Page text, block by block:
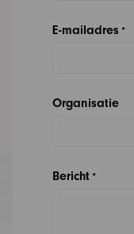
E-mailadres *
Organisatie
Bericht *